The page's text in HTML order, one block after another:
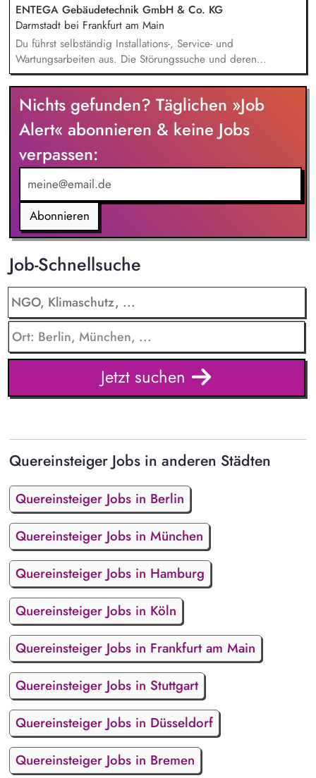
ENTEGA Gebäudetechnik GmbH & Co. KG
Darmstadt bei Frankfurt am Main
Du führst selbständig Installations-, Service- und
Wartungsarbeiten aus. Die Störungssuche und deren
Beseitigung führst du selbstständig durch. Du berätst und
betreust unsere Kunden hinsichtlich optimaler Einstellungen
der zugeteilten Kundenanlagen. Das Erstellen von
qualifizierten Service- und Wartungsberichten wird ebenfalls
Teil deiner Aufgabe werden. Du nimmst an der
turnusmäßigen Rufbereitschaft teil.
Nichts gefunden? Täglichen »Job
Alert« abonnieren & keine Jobs
verpassen:
Abonnieren
Job-Schnellsuche
Jetzt suchen
Quereinsteiger Jobs in anderen Städten
Quereinsteiger Jobs in Berlin
Quereinsteiger Jobs in München
Quereinsteiger Jobs in Hamburg
Quereinsteiger Jobs in Köln
Quereinsteiger Jobs in Frankfurt am Main
Quereinsteiger Jobs in Stuttgart
Quereinsteiger Jobs in Düsseldorf
Quereinsteiger Jobs in Bremen